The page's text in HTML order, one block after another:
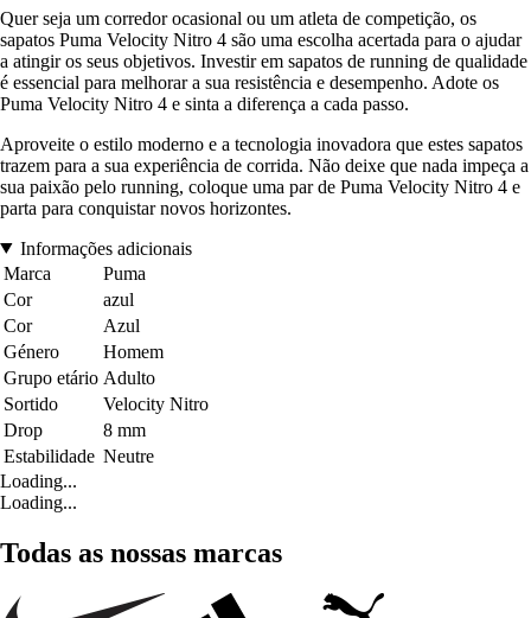
Quer seja um corredor ocasional ou um atleta de competição, os
sapatos Puma Velocity Nitro 4 são uma escolha acertada para o ajudar
a atingir os seus objetivos. Investir em sapatos de running de qualidade
é essencial para melhorar a sua resistência e desempenho. Adote os
Puma Velocity Nitro 4 e sinta a diferença a cada passo.
Aproveite o estilo moderno e a tecnologia inovadora que estes sapatos
trazem para a sua experiência de corrida. Não deixe que nada impeça a
sua paixão pelo running, coloque uma par de Puma Velocity Nitro 4 e
parta para conquistar novos horizontes.
Informações adicionais
Marca
Puma
Cor
azul
Cor
Azul
Género
Homem
Grupo etário Adulto
Sortido
Velocity Nitro
Drop
8 mm
Estabilidade Neutre
Loading...
Loading...
Todas as nossas marcas